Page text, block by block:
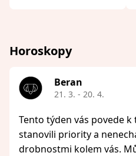
Horoskopy
Beran
21. 3. - 20. 4.
Tento týden vás povede
stanovili priority a
drobnostmi kolem vás.